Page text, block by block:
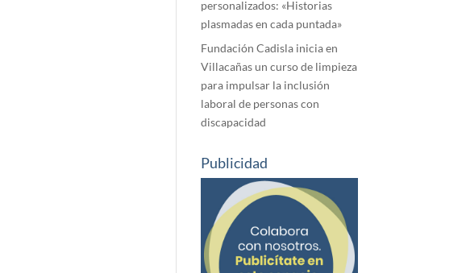
personalizados: «Historias
plasmadas en cada puntada»
Fundación Cadisla inicia en
Villacañas un curso de limpieza
para impulsar la inclusión
laboral de personas con
discapacidad
Publicidad